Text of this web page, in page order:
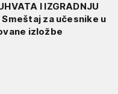
I IZGRADNJU
Smeštaj za učesnike u
izložbe